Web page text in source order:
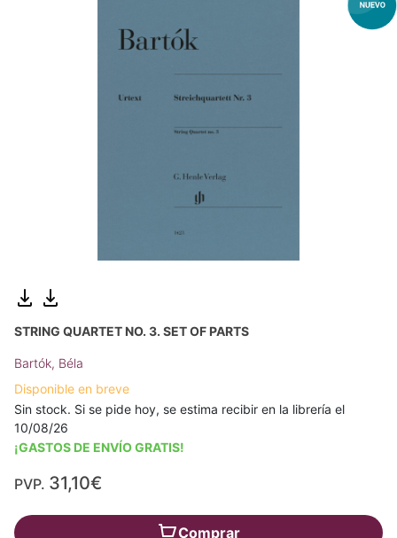
STRING QUARTET NO. 3. SET OF PARTS
Bartók, Béla
Disponible en breve
Sin stock. Si se pide hoy, se estima recibir en la librería el
10/08/26
¡GASTOS DE ENVÍO GRATIS!
PVP. 31,10€
Comprar